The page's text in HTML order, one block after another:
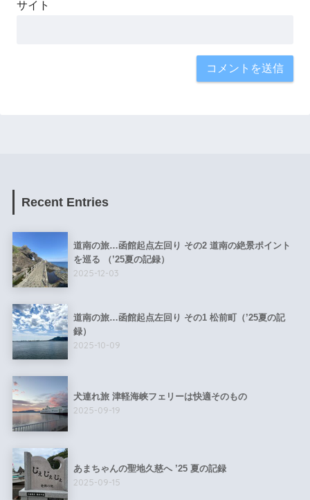
サイト
Recent Entries
道南の旅…函館起点左回り その2 道南の絶景ポイント
を巡る （’25夏の記録）
2025-12-03
道南の旅…函館起点左回り その1 松前町（’25夏の記
録）
2025-10-09
犬連れ旅 津軽海峡フェリーは快適そのもの
2025-09-19
あまちゃんの聖地久慈へ ’25 夏の記録
2025-09-15